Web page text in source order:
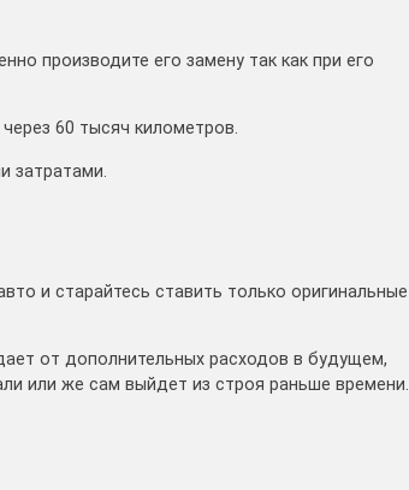
производите его замену так как при его
60 тысяч километров.
затратами.
и старайтесь ставить только оригинальные
от дополнительных расходов в будущем,
или же сам выйдет из строя раньше времени.